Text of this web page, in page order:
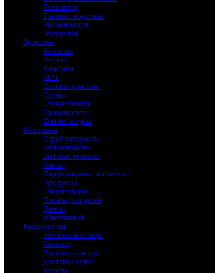
Техосмотр
Трезвый водитель
Шиномонтаж
Эвакуатор
Здоровье
Анализы
Аптеки
Клиники
МРТ
Салоны красоты
Сауны
Стоматология
Травмпункты
Фитнес-клубы
Магазины
Стройматериалы
Автозапчасти
Бытовая техника
Книги
Парфюмерия и косметика
Продукты
Спорттовары
Товары для детей
Цветы
Ювелирный
Развлечения
Рестораны и кафе
Бильярд
Доставка пиццы
Доставка суши
Квесты